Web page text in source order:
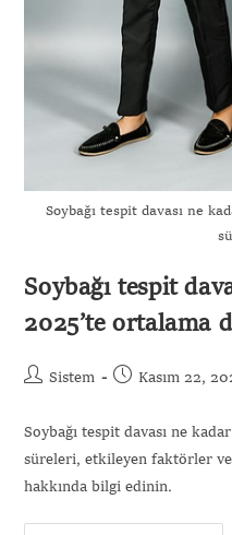
Soybağı tespit davası ne
Soybağı tespit
2025’te ortalama
Sistem Kasım 22,
Soybağı tespit davası ne
süreleri, etkileyen faktörler ve
hakkında bilgi edinin.